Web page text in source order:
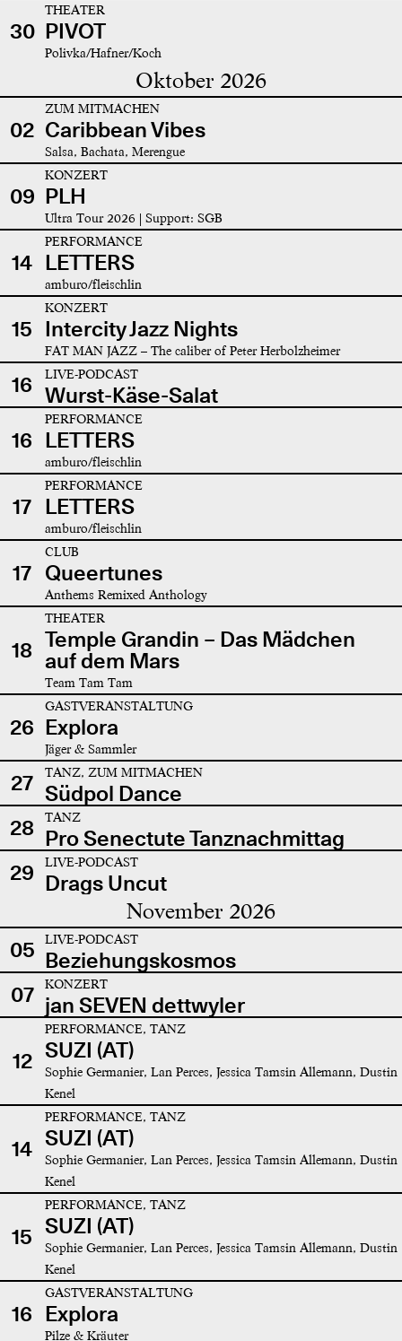
30
THEATER
PIVOT
Polivka/Hafner/Koch
Oktober 2026
02
ZUM MITMACHEN
Caribbean Vibes
Salsa, Bachata, Merengue
09
KONZERT
PLH
Ultra Tour 2026 | Support: SGB
14
PERFORMANCE
LETTERS
amburo/fleischlin
15
KONZERT
Intercity Jazz Nights
FAT MAN JAZZ – The caliber of Peter Herbolzheimer
16 LIVE-PODCAST
Wurst-Käse-Salat
16
PERFORMANCE
LETTERS
amburo/fleischlin
17
PERFORMANCE
LETTERS
amburo/fleischlin
17
CLUB
Queertunes
Anthems Remixed Anthology
18
THEATER
Temple Grandin – Das Mädchen
auf dem Mars
Team Tam Tam
26
GASTVERANSTALTUNG
Explora
Jäger & Sammler
27 TANZ, ZUM MITMACHEN
Südpol Dance
28
TANZ
Pro Senectute Tanznachmittag
29
LIVE-PODCAST
Drags Uncut
November 2026
05 LIVE-PODCAST
Beziehungskosmos
07
KONZERT
jan SEVEN dettwyler
12
PERFORMANCE, TANZ
SUZI (AT)
Sophie Germanier, Lan Perces, Jessica Tamsin Allemann, Dustin
Kenel
14
PERFORMANCE, TANZ
SUZI (AT)
Sophie Germanier, Lan Perces, Jessica Tamsin Allemann, Dustin
Kenel
15
PERFORMANCE, TANZ
SUZI (AT)
Sophie Germanier, Lan Perces, Jessica Tamsin Allemann, Dustin
Kenel
16
GASTVERANSTALTUNG
Explora
Pilze & Kräuter